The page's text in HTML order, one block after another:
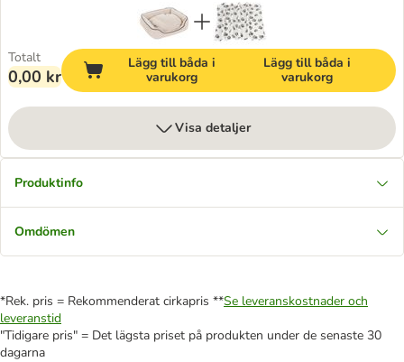
Totalt
0,00 kr
Lägg till båda i
varukorg
Lägg till båda i
varukorg
Visa detaljer
Produktinfo
Omdömen
*Rek. pris = Rekommenderat cirkapris **Se leveranskostnader och
leveranstid
"Tidigare pris" = Det lägsta priset på produkten under de senaste 30
dagarna